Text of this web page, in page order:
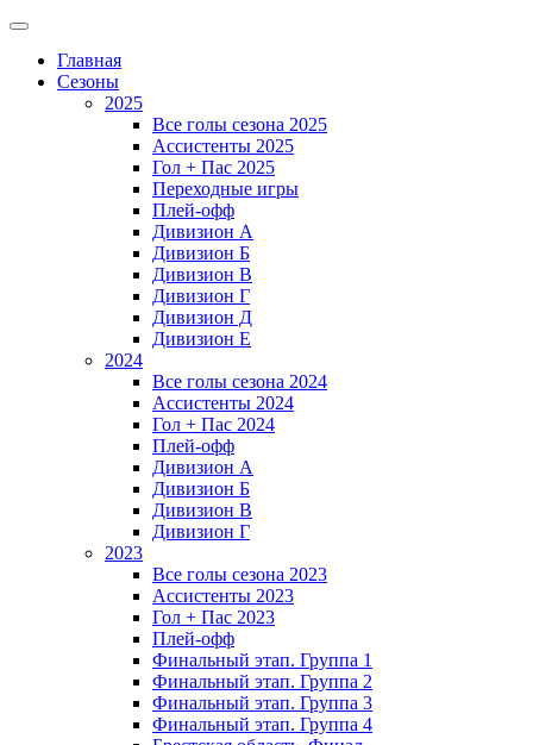
Главная
Сезоны
2025
Все голы сезона 2025
Ассистенты 2025
Гол + Пас 2025
Переходные игры
Плей-офф
Дивизион A
Дивизион Б
Дивизион В
Дивизион Г
Дивизион Д
Дивизион Е
2024
Все голы сезона 2024
Ассистенты 2024
Гол + Пас 2024
Плей-офф
Дивизион A
Дивизион Б
Дивизион В
Дивизион Г
2023
Все голы сезона 2023
Ассистенты 2023
Гол + Пас 2023
Плей-офф
Финальный этап. Группа 1
Финальный этап. Группа 2
Финальный этап. Группа 3
Финальный этап. Группа 4